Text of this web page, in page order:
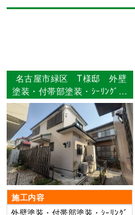
名古屋市緑区 T様邸 外壁
塗装・付帯部塗装・ｼｰﾘﾝｸﾞ工
事・漆喰工事 【使用塗料】
外壁：ウルトラMUKI
施工内容
外壁塗装・付帯部塗装・ｼｰﾘﾝｸﾞ